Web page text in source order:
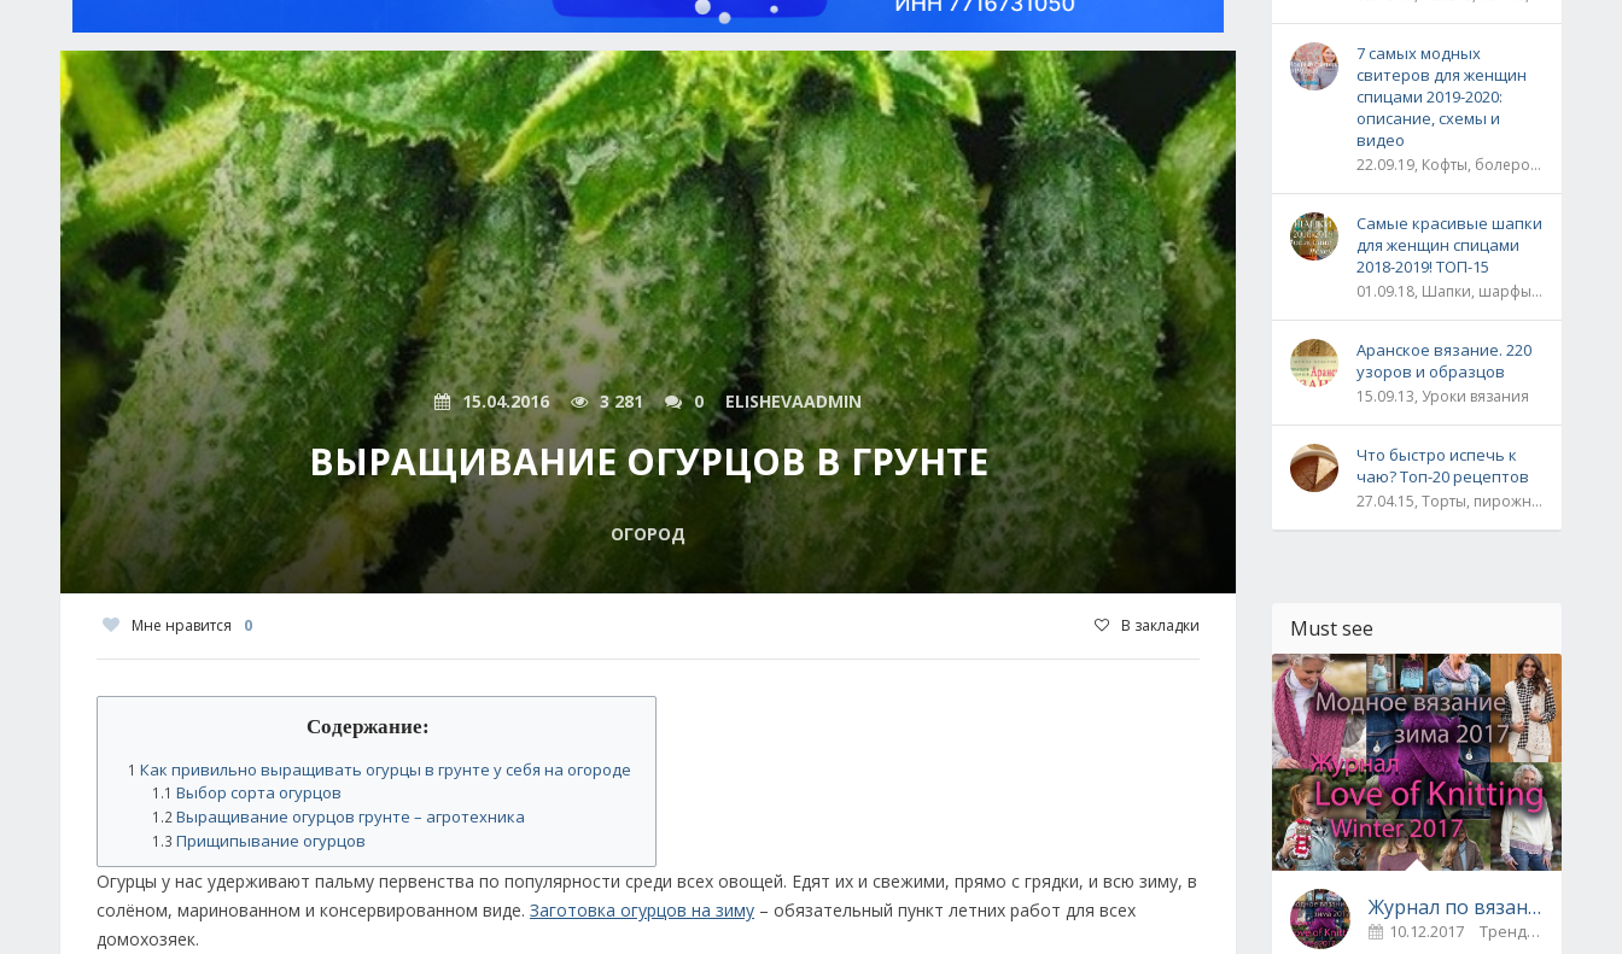
15.04.2016 3 281 0 ELISHEVAADMIN
ВЫРАЩИВАНИЕ ОГУРЦОВ В ГРУНТЕ
ОГОРОД
Мне нравится 0 В закладки
Содержание:
1 Как привильно выращивать огурцы в грунте у себя на огороде
1.1 Выбор сорта огурцов
1.2 Выращивание огурцов грунте – агротехника
1.3 Прищипывание огурцов
Огурцы у нас удерживают пальму первенства по популярности среди всех овощей. Едят их и свежими, прямо с грядки, и всю зиму, в
солёном, маринованном и консервированном виде. Заготовка огурцов на зиму – обязательный пункт летних работ для всех
домохозяек.
7 самых модных
свитеров для женщин
спицами 2019-2020:
описание, схемы и
видео
22.09.19, Кофты, болеро, жакеты, жилеты, пуловеры и свитера
Самые красивые шапки
для женщин спицами
2018-2019! ТОП-15
01.09.18, Шапки, шарфы, шали, снуды и палантины
Аранское вязание. 220
узоров и образцов
15.09.13, Уроки вязания
Что быстро испечь к
чаю? Топ-20 рецептов
27.04.15, Торты, пирожные, рулеты / Булки, пироги / Печенье, кексы, маффины / На скорую руку
Must see
Журнал по вязанию Love of Knitting выпуск Зима 2017
10.12.2017 Тренды / Вдохновение